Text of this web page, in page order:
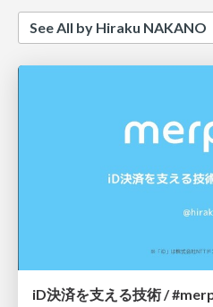
See All by Hiraku NAKANO
iD決済を支える技術 /